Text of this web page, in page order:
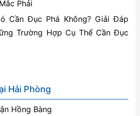
Phải
Cần Đục Phá Không? Giải Đáp
Trường Hợp Cụ Thể Cần Đục
Hải Phòng
Hồng Bàng